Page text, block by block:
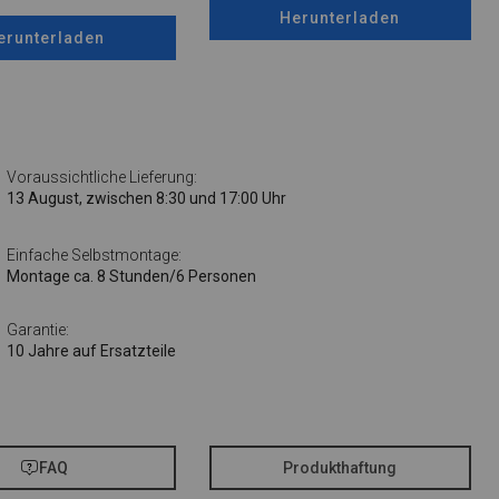
Herunterladen
Voraussichtliche Lieferung:
13 August, zwischen 8:30 und 17:00 Uhr
Einfache Selbstmontage:
Montage ca. 8 Stunden/6 Personen
Garantie:
10 Jahre auf Ersatzteile
FAQ Produkthaftung